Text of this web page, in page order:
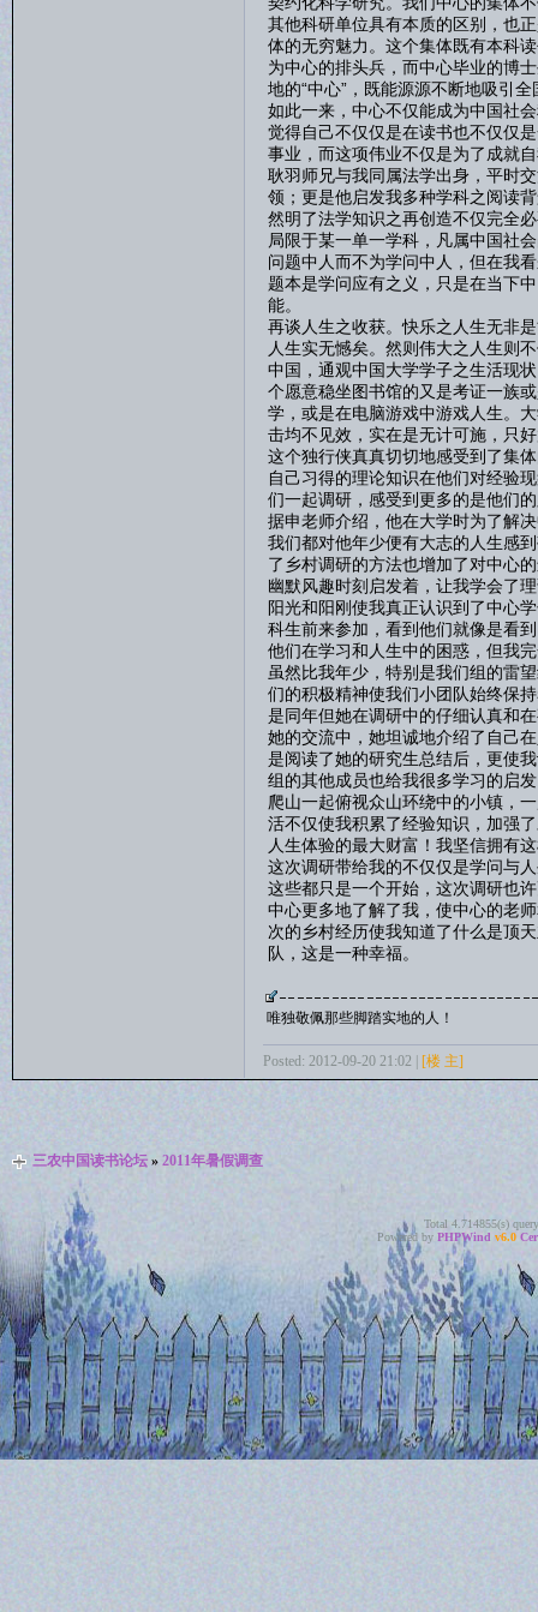
其他科研单位具有本质的区别，也
体的无穷魅力。这个集体既有本科
为中心的排头兵，而中心毕业的博
地的“中心”，既能源源不断地吸引
如此一来，中心不仅能成为中国社
觉得自己不仅仅是在读书也不仅仅
事业，而这项伟业不仅是为了成就
耿羽师兄与我同属法学出身，平时
领；更是他启发我多种学科之阅读
然明了法学知识之再创造不仅完全
局限于某一单一学科，凡属中国社
问题中人而不为学问中人，但在我
题本是学问应有之义，只是在当下
能。
再谈人生之收获。快乐之人生无非
人生实无憾矣。然则伟大之人生则
中国，通观中国大学学子之生活现
个愿意稳坐图书馆的又是考证一族
学，或是在电脑游戏中游戏人生。
击均不见效，实在是无计可施，只
这个独行侠真真切切地感受到了集
自己习得的理论知识在他们对经验
们一起调研，感受到更多的是他们
据申老师介绍，他在大学时为了解
我们都对他年少便有大志的人生感
了乡村调研的方法也增加了对中心
幽默风趣时刻启发着，让我学会了
阳光和阳刚使我真正认识到了中心
科生前来参加，看到他们就像是看
他们在学习和人生中的困惑，但我
虽然比我年少，特别是我们组的雷
们的积极精神使我们小团队始终保
是同年但她在调研中的仔细认真和
她的交流中，她坦诚地介绍了自己
是阅读了她的研究生总结后，更使
组的其他成员也给我很多学习的启
爬山一起俯视众山环绕中的小镇，
活不仅使我积累了经验知识，加强
人生体验的最大财富！我坚信拥有
这次调研带给我的不仅仅是学问与
这些都只是一个开始，这次调研也
中心更多地了解了我，使中心的老
次的乡村经历使我知道了什么是顶
队，这是一种幸福。
唯独敬佩那些脚踏实地的人！
Posted: 2012-09-20 21:02 | [楼 主]
三农中国读书论坛» 2011年暑假调查
Total 4.714855(s)
Powered by PHPWind v6.0